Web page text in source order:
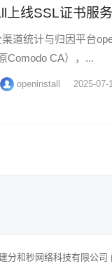
上线SSL证书服
道统计与归因平台
Comodo CA），...
openinstall 2025-07-
分和秒网络科技有限公